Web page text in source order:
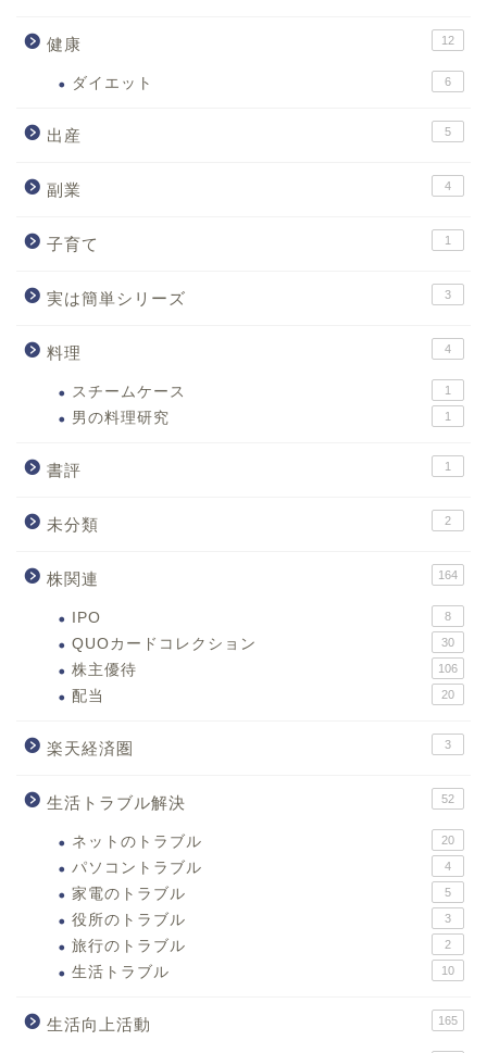
健康 12
ダイエット 6
出産 5
副業 4
子育て 1
実は簡単シリーズ 3
料理 4
スチームケース 1
男の料理研究 1
書評 1
未分類 2
株関連 164
IPO 8
QUOカードコレクション 30
株主優待 106
配当 20
楽天経済圏 3
生活トラブル解決 52
ネットのトラブル 20
パソコントラブル 4
家電のトラブル 5
役所のトラブル 3
旅行のトラブル 2
生活トラブル 10
生活向上活動 165